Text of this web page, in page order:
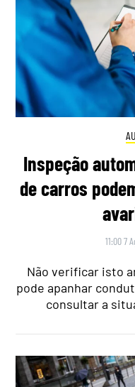
Inspeção
de carros
11:00 7
Não verificar isto
pode apanhar
consultar a